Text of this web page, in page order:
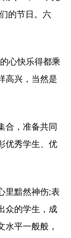
的节日。六
心快乐得都乘
高兴，当然是
合，准备共同
优秀学生、优
里黯然神伤;表
众的学生，成
水平一般般，